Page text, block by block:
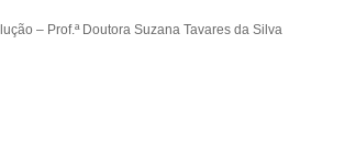
– Prof.ª Doutora Suzana Tavares da Silva